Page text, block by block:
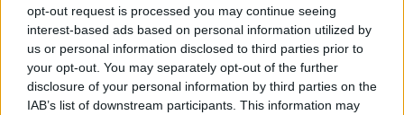
opt-out request is processed you may continue seeing
interest-based ads based on personal information utilized by
us or personal information disclosed to third parties prior to
your opt-out. You may separately opt-out of the further
disclosure of your personal information by third parties on the
IAB’s list of downstream participants. This information may
PhD + 68% 97.000 MXN
L’aumento e la diminuzione percentuali sono relativi al
valore precedente